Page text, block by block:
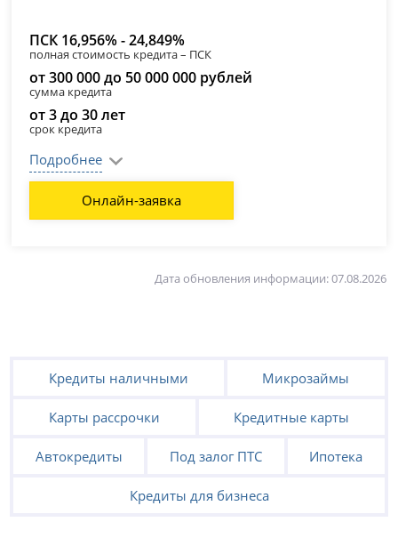
ПСК 16,956% - 24,849%
полная стоимость кредита – ПСК
от 300 000 до 50 000 000 рублей
сумма кредита
от 3 до 30 лет
срок кредита
Подробнее
Онлайн-заявка
Дата обновления информации: 07.08.2026
Кредиты наличными Микрозаймы
Карты рассрочки Кредитные карты
Автокредиты Под залог ПТС Ипотека
Кредиты для бизнеса